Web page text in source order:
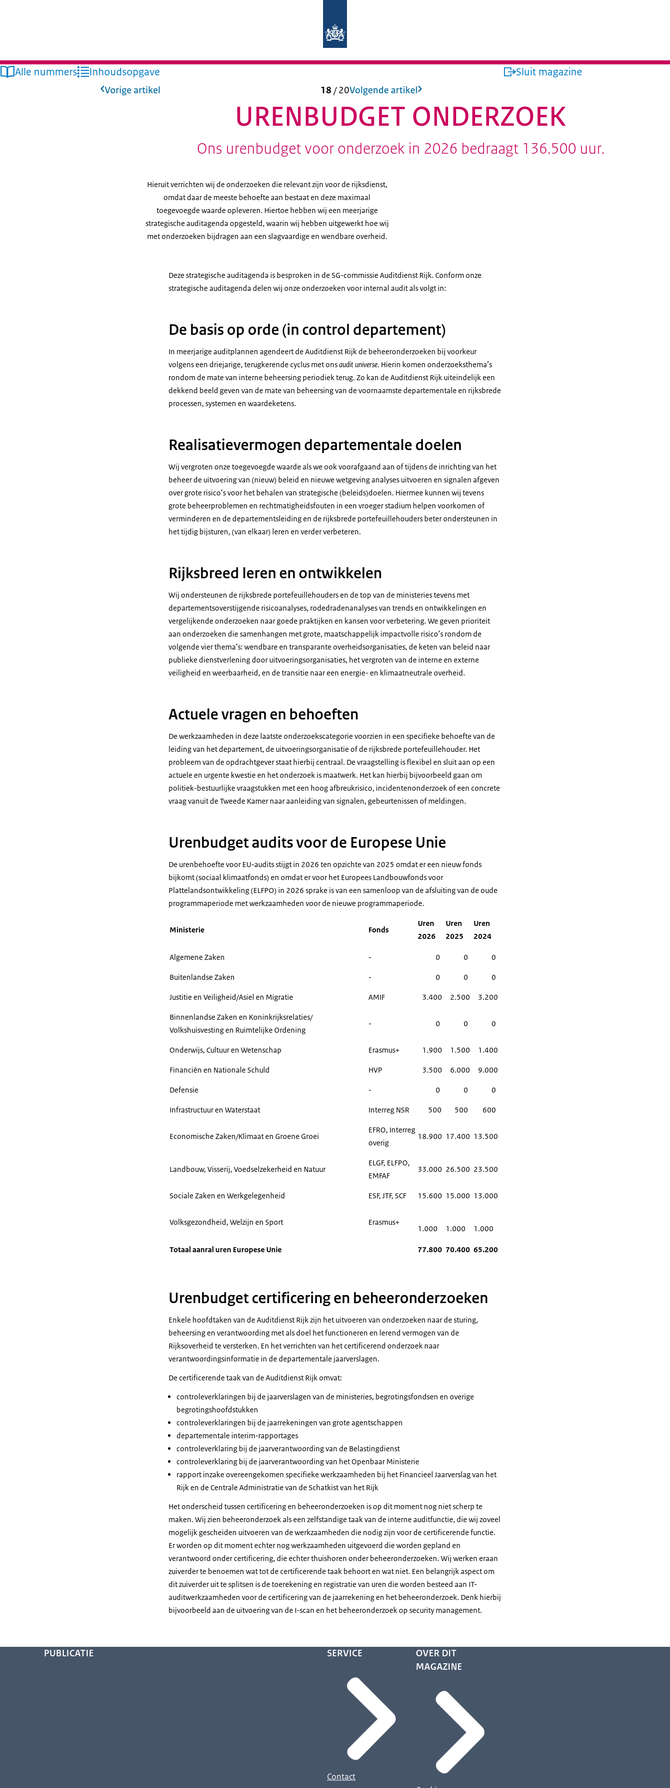
Alle nummers Inhoudsopgave Sluit magazine
Vorige artikel 18 /20Volgende artikel
URENBUDGET ONDERZOEK
Ons urenbudget voor onderzoek in 2026 bedraagt 136.500 uur.
Hieruit verrichten wij de onderzoeken die relevant zijn voor de rijksdienst,
omdat daar de meeste behoefte aan bestaat en deze maximaal
toegevoegde waarde opleveren. Hiertoe hebben wij een meerjarige
strategische auditagenda opgesteld, waarin wij hebben uitgewerkt hoe wij
met onderzoeken bijdragen aan een slagvaardige en wendbare overheid.
Deze strategische auditagenda is besproken in de SG-commissie Auditdienst Rijk. Conform onze
strategische auditagenda delen wij onze onderzoeken voor internal audit als volgt in:
De basis op orde (in control departement)
In meerjarige auditplan­nen agendeert de Auditdienst Rijk de beheeronderzoeken bij voor­keur
volgens een driejarige, terugkerende cyclus met onsaudit universe. Hierin komen onderzoeksthema’s
rondom de mate van interne beheersing periodiek terug. Zo kan de Auditdienst Rijk uiteindelijk een
dekkend beeld geven van de mate van beheersing van de voornaamste departementale en rijksbrede
processen, systemen en waardeketens.
Realisatievermogen departementale doelen
Wij vergroten onze toegevoegde waarde als we ook voorafgaand aan of tijdens de inrichting van het
beheer de uitvoe­ring van (nieuw) beleid en nieuwe wetgeving analyses uitvoeren en signalen afgeven
over grote risico’s voor het behalen van strategische (beleids)doelen. Hiermee kunnen wij tevens
grote beheerproblemen en rechtmatigheidsfouten in een vroeger stadium helpen voorkomen of
verminderen en de departementsleiding en de rijksbrede portefeuillehouders beter ondersteunen in
het tijdig bijsturen, (van elkaar) leren en verder verbeteren.
Rijksbreed leren en ontwikkelen
Wij ondersteunen de rijksbrede portefeuillehouders en de top van de ministeries tevens met
departementsoverstijgende risicoanalyses, rodedradenanalyses van trends en ontwikkelingen en
vergelijkende onderzoeken naar goede praktijken en kansen voor verbetering. We geven prioriteit
aan onderzoeken die samenhangen met grote, maatschappelijk impactvolle risico’s rondom de
volgende vier thema’s: wendbare en transparante overheidsorganisaties, de keten van beleid naar
publieke dienstverlening door uitvoeringsorganisaties, het vergroten van de interne en externe
veiligheid en weerbaarheid, en de transitie naar een energie- en klimaatneutrale overheid.
Actuele vragen en behoeften
De werkzaamheden in deze laatste onderzoekscategorie voorzien in een specifieke behoefte van de
leiding van het departement, de uitvoeringsorganisatie of de rijksbrede portefeuillehouder. Het
probleem van de opdrachtgever staat hierbij centraal. De vraagstelling is flexibel en sluit aan op een
actuele en urgente kwestie en het onderzoek is maatwerk. Het kan hierbij bijvoorbeeld gaan om
politiek-bestuurlijke vraagstukken met een hoog afbreukrisico, incidentenonderzoek of een concrete
vraag vanuit de Tweede Kamer naar aanleiding van signalen, gebeurtenissen of meldingen.
Urenbudget audits voor de Europese Unie
De urenbehoefte voor EU-audits stijgt in 2026 ten opzichte van 2025 omdat er een nieuw fonds
bijkomt (sociaal klimaatfonds) en omdat er voor het Europees Landbouwfonds voor
Plattelandsontwikkeling (ELFPO) in 2026 sprake is van een samenloop van de afsluiting van de oude
programmaperiode met werkzaamheden voor de nieuwe programmaperiode.
Ministerie Fonds
Uren
2026
Uren
2025
Uren
2024
Algemene Zaken - 0 0 0
Buitenlandse Zaken - 0 0 0
Justitie en Veiligheid/Asiel en Migratie AMIF 3.400 2.500 3.200
Binnenlandse Zaken en Koninkrijksrelaties/
Volkshuisvesting en Ruimtelijke Ordening
- 0 0 0
Onderwijs, Cultuur en Wetenschap Erasmus+ 1.900 1.500 1.400
Financiën en Nationale Schuld HVP 3.500 6.000 9.000
Defensie - 0 0 0
Infrastructuur en Waterstaat Interreg NSR 500 500 600
Economische Zaken/Klimaat en Groene Groei
EFRO, Interreg
overig
18.900 17.400 13.500
Landbouw, Visserij, Voedselzekerheid en Natuur
ELGF, ELFPO,
EMFAF
33.000 26.500 23.500
Sociale Zaken en Werkgelegenheid ESF, JTF, SCF 15.600 15.000 13.000
Volksgezondheid, Welzijn en Sport Erasmus+
1.000 1.000 1.000
Totaal aanral uren Europese Unie 77.800 70.400 65.200
Urenbudget certificering en beheeronderzoeken
Enkele hoofdtaken van de Auditdienst Rijk zijn het uitvoeren van onderzoeken naar de sturing,
beheersing en verantwoording met als doel het functioneren en lerend vermogen van de
Rijksoverheid te versterken. En het verrichten van het certificerend onderzoek naar
verantwoordingsinformatie in de departementale jaarverslagen.
De certificerende taak van de Auditdienst Rijk omvat:
controleverklaringen bij de jaarverslagen van de ministeries, begrotingsfondsen en overige
begrotingshoofdstukken
controleverklaringen bij de jaarrekeningen van grote agentschappen
departementale interim-rapportages
controleverklaring bij de jaarverantwoording van de Belastingdienst
controleverklaring bij de jaarverantwoording van het Openbaar Ministerie
rapport inzake overeengekomen specifieke werkzaamheden bij het Financieel Jaarverslag van het
Rijk en de Centrale Administratie van de Schatkist van het Rijk
Het onderscheid tussen certificering en beheeronderzoeken is op dit moment nog niet scherp te
maken. Wij zien beheeronderzoek als een zelfstandige taak van de interne auditfunctie, die wij zoveel
mogelijk gescheiden uitvoeren van de werkzaamheden die nodig zijn voor de certificerende functie.
Er worden op dit moment echter nog werkzaamheden uitgevoerd die worden gepland en
verantwoord onder certificering, die echter thuishoren onder beheeronderzoeken. Wij werken eraan
zuiverder te benoemen wat tot de certificerende taak behoort en wat niet. Een belangrijk aspect om
dit zuiverder uit te splitsen is de toerekening en registratie van uren die worden besteed aan IT-
auditwerkzaamheden voor de certificering van de jaarrekening en het beheeronderzoek. Denk hierbij
bijvoorbeeld aan de uitvoering van de I-scan en het beheeronderzoek op security management.
PUBLICATIE SERVICE
Contact
OVER DIT
MAGAZINE